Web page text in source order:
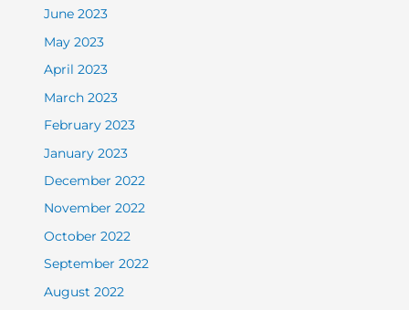
June 2023
May 2023
April 2023
March 2023
February 2023
January 2023
December 2022
November 2022
October 2022
September 2022
August 2022